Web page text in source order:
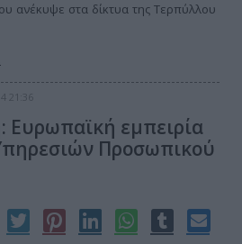
ανέκυψε στα δίκτυα της Τερπύλλου
21:36
Ευρωπαϊκή εμπειρία
Προσωπικού